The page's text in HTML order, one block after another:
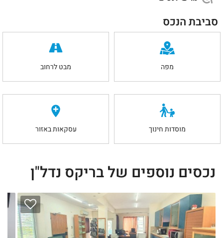
סביבת הנכס
מפה מבט לרחוב
מוסדות חינוך עסקאות באזור
נכסים נוספים של בריקס נדל"ן